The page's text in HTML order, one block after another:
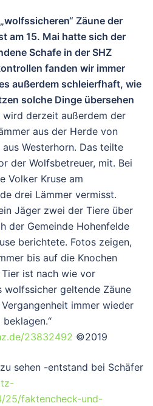
Zäune der
am 15. Mai hatte sich der
Schafe in der SHZ
fanden wir immer
außerdem schleierfhaft, wie
solche Dinge übersehen
wird derzeit außerdem der
aus der Herde von
Westerhorn. Das teilte
der Wolfsbetreuer, mit. Bei
Volker Kruse am
drei Lämmer vermisst.
Jäger zwei der Tiere über
der Gemeinde Hohenfelde
berichtete. Fotos zeigen,
bis auf die Knochen
ist nach wie vor
wolfssicher geltende Zäune
immer wieder
23832492 ©2019
sehen -entstand bei Schäfer
25/faktencheck-und-